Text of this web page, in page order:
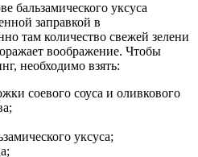
бальзамического уксуса
заправкой в
там количество свежей зелени
воображение. Чтобы
необходимо взять:
соевого соуса и оливкового
уксуса;